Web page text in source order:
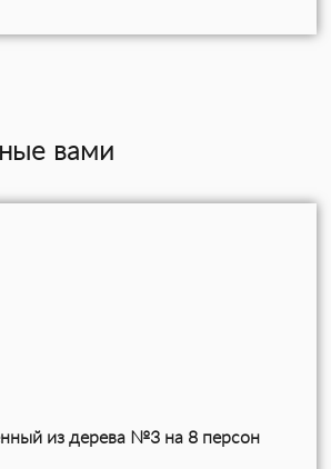
вами
из дерева №3 на 8 персон